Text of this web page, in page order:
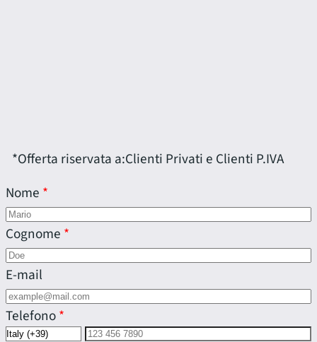
*Offerta riservata a:Clienti Privati e Clienti P.IVA
Nome
Cognome
E-mail
Telefono